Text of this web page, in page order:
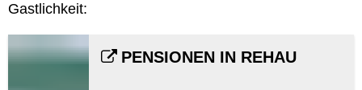
Gastlichkeit:
PENSIONEN IN REHAU